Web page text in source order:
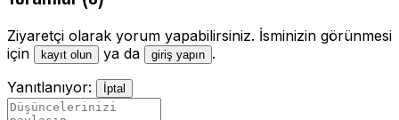
Ziyaretçi olarak yorum yapabilirsiniz. İsminizin görünmesi
için
kayıt olun ya da giriş yapın .
Yanıtlanıyor:
İptal